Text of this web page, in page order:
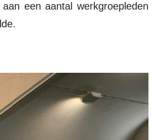
een aantal werkgroepleden